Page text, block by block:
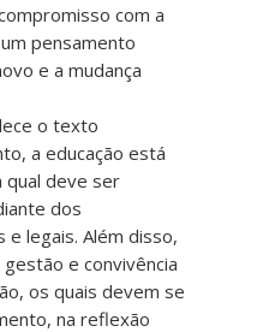
com a
pensamento
e a mudança
o texto
a educação está
qual deve ser
dos
e legais. Além disso,
e convivência
os quais devem se
na reflexão